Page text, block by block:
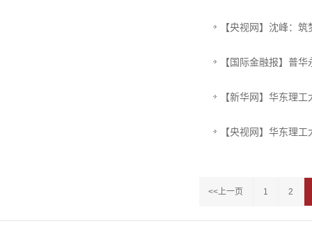
【央视网】沈峰：
【国际金融报】普
【新华网】华东理
【央视网】华东理
<<上一页 1 2